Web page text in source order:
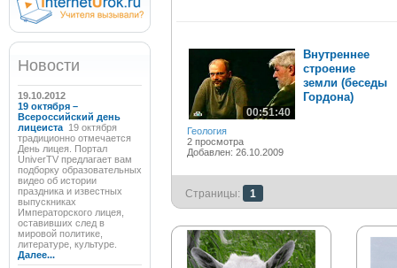
Новости
19.10.2012
19 октября –
Всероссийский день
лицеиста 19 октября
традиционно отмечается
День лицея. Портал
UniverTV предлагает вам
подборку образовательных
видео об истории
праздника и известных
выпускниках
Императорского лицея,
оставивших след в
мировой политике,
литературе, культуре.
Далее...
00:51:40
Геология
2 просмотра
Добавлен: 26.10.2009
Внутреннее
строение
земли (беседы
Гордона)
Страницы: 1